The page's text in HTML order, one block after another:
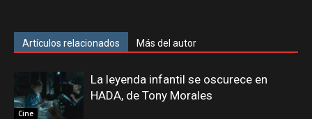
Artículos relacionados Más del autor
Cine
La leyenda infantil se oscurece en
HADA, de Tony Morales